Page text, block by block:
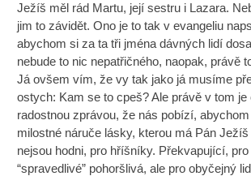
Ježíš měl rád Martu, její sestru i Lazara.
jim to závidět. Ono je to tak v evangeliu
abychom si za ta tři jména dávných lidí
nebude to nic nepatřičného, naopak, právě
Já ovšem vím, že vy tak jako já musíme
ostych: Kam se to cpeš? Ale právě v tom je
radostnou zprávou, že nás pobízí,
milostné náruče lásky, kterou má Pán
nejsou hodni, pro hříšníky. Překvapující,
“spravedlivé” pohoršlivá, ale pro obyčejný